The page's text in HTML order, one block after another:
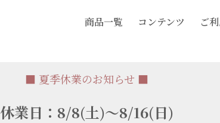
商品一覧 コンテンツ ご
■ 夏季休業のお知らせ ■
休業日：8/8(土)～8/16(日)